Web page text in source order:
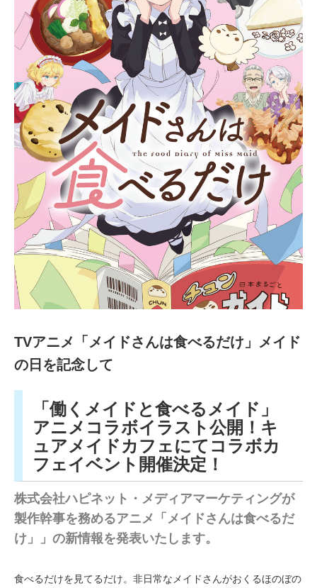
TVアニメ「メイドさんは食べるだけ」メイド
の日を記念して
「働くメイドと食べるメイド」
アニメコラボイラスト公開！キ
ュアメイドカフェにてコラボカ
フェイベント開催決定！
株式会社ハピネット・メディアマーケティングが
製作幹事を務めるアニメ「メイドさんは食べるだ
け」」の新情報を発表いたします。
食べるだけを見てるだけ。非日常なメイドさんがおくるほのぼの